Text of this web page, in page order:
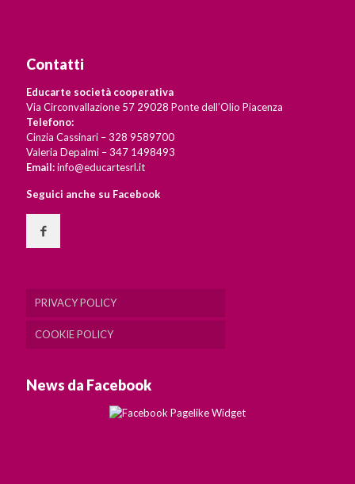
Contatti
Educarte società cooperativa
Via Circonvallazione 57 29028 Ponte dell’Olio Piacenza
Telefono:
Cinzia Cassinari – 328 9589700
Valeria Depalmi – 347 1498493
Email:info@educartesrl.it
Seguici anche su Facebook
PRIVACY POLICY
COOKIE POLICY
News da Facebook